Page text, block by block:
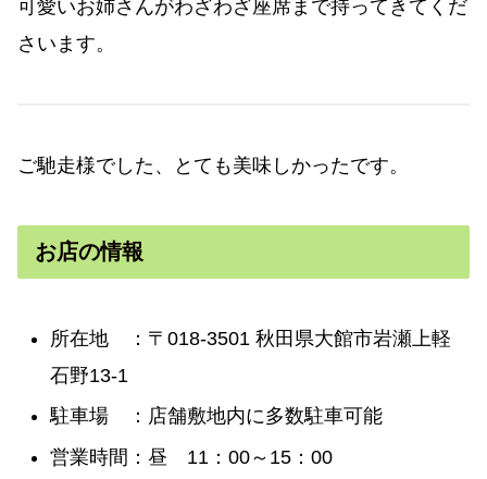
可愛いお姉さんがわざわざ座席まで持ってきてくだ
さいます。
ご馳走様でした、とても美味しかったです。
お店の情報
所在地 ：〒018-3501 秋田県大館市岩瀬上軽
石野13-1
駐車場 ：店舗敷地内に多数駐車可能
営業時間：昼 11：00～15：00